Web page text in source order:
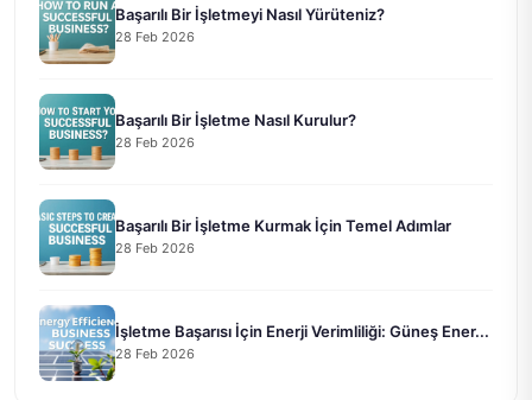
Başarılı Bir İşletmeyi Nasıl Yürüteniz?
28 Feb 2026
Başarılı Bir İşletme Nasıl Kurulur?
28 Feb 2026
Başarılı Bir İşletme Kurmak İçin Temel Adımlar
28 Feb 2026
İşletme Başarısı İçin Enerji Verimliliği: Güneş Ener...
28 Feb 2026